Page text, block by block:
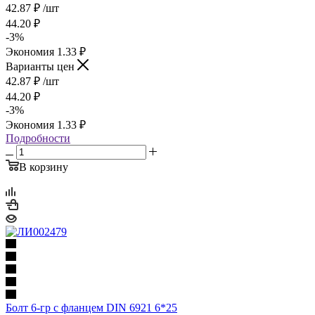
42.87 ₽ /шт
44.20 ₽
-3%
Экономия 1.33 ₽
Варианты цен
42.87 ₽ /шт
44.20 ₽
-3%
Экономия 1.33 ₽
Подробности
В корзину
Болт 6-гр с фланцем DIN 6921 6*25